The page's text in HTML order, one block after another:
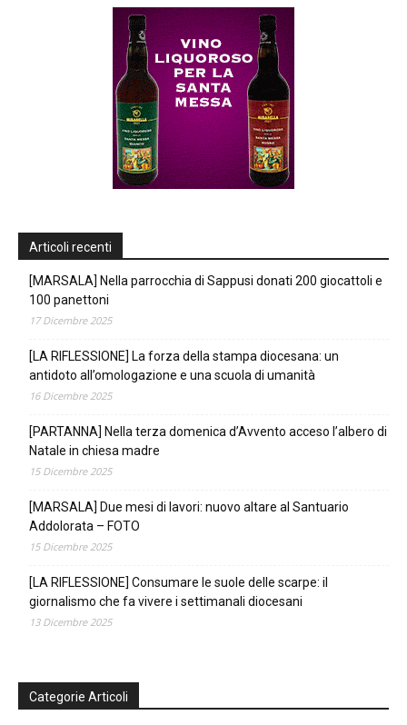
Articoli recenti
[MARSALA] Nella parrocchia di Sappusi donati 200 giocattoli e
100 panettoni
17 Dicembre 2025
[LA RIFLESSIONE] La forza della stampa diocesana: un
antidoto all’omologazione e una scuola di umanità
16 Dicembre 2025
[PARTANNA] Nella terza domenica d’Avvento acceso l’albero di
Natale in chiesa madre
15 Dicembre 2025
[MARSALA] Due mesi di lavori: nuovo altare al Santuario
Addolorata – FOTO
15 Dicembre 2025
[LA RIFLESSIONE] Consumare le suole delle scarpe: il
giornalismo che fa vivere i settimanali diocesani
13 Dicembre 2025
Categorie Articoli